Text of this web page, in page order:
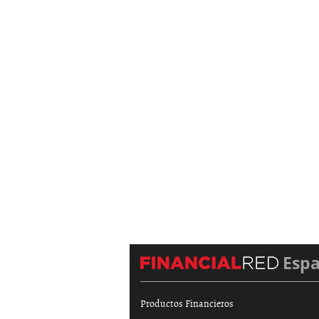
Productos Financieros